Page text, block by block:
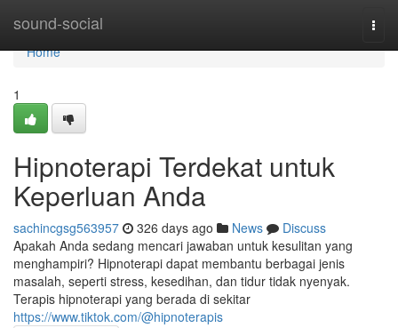
sound-social
Home
Home
1
Hipnoterapi Terdekat untuk
Keperluan Anda
sachincgsg563957 326 days ago News
Discuss
Apakah Anda sedang mencari jawaban untuk kesulitan yang
menghampiri? Hipnoterapi dapat membantu berbagai jenis
masalah, seperti stress, kesedihan, dan tidur tidak nyenyak.
Terapis hipnoterapi yang berada di sekitar
https://www.tiktok.com/@hipnoterapis